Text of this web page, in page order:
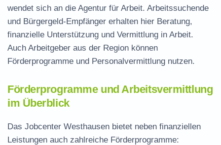
wendet sich an die Agentur für Arbeit. Arbeitssuchende
und Bürgergeld-Empfänger erhalten hier Beratung,
finanzielle Unterstützung und Vermittlung in Arbeit.
Auch Arbeitgeber aus der Region können
Förderprogramme und Personalvermittlung nutzen.
Förderprogramme und Arbeitsvermittlung
im Überblick
Das Jobcenter Westhausen bietet neben finanziellen
Leistungen auch zahlreiche Förderprogramme: